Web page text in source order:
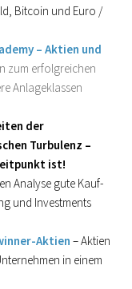
Bitcoin und Euro /
– Aktien und
zum erfolgreichen
Anlageklassen
der
Turbulenz –
ist!
Analyse gute Kauf-
und Investments
Aktien – Aktien
in einem